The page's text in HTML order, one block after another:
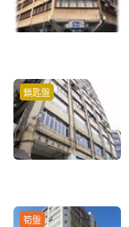
鎖匙盤
筍盤